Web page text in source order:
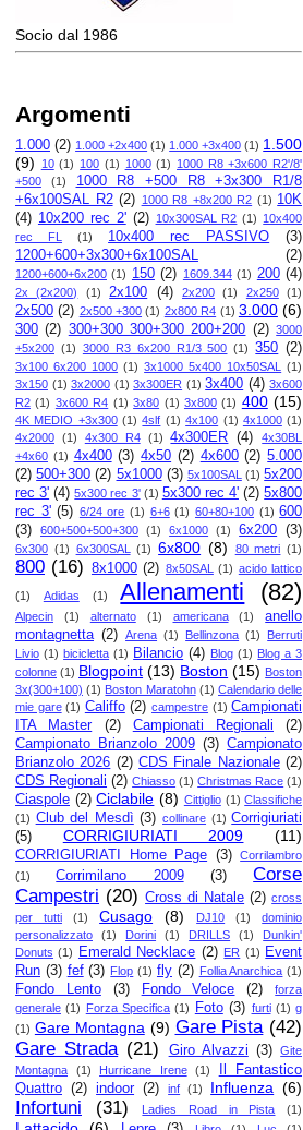
Socio dal 1986
Argomenti
1.000 (2) 1.000 +2x400 (1) 1.000 +3x400 (1) 1.500
(9)
10 (1) 100 (1) 1000 (1) 1000 R8 +3x600 R2'/8'
+500
(1)
1000 R8 +500 R8 +3x300 R1/8
+6x100SAL R2 (2) 1000 R8 +8x200 R2 (1) 10K
(4) 10x200 rec 2' (2) 10x300SAL R2 (1) 10x400
rec FL
(1) 10x400 rec PASSIVO
(3)
1200+600+3x300+6x100SAL
(2)
1200+600+6x200 (1) 150 (2) 1609.344 (1) 200 (4)
2x (2x200) (1) 2x100 (4) 2x200 (1) 2x250 (1)
2x500 (2) 2x500 +300 (1) 2x800 R4 (1) 3.000 (6)
300 (2) 300+300 300+300 200+200 (2) 3000
+5x200 (1) 3000 R3 6x200 R1/3 500 (1) 350 (2)
3x100 6x200 1000 (1) 3x1000 5x400 10x50SAL
(1)
3x150 (1) 3x2000 (1) 3x300ER (1) 3x400 (4) 3x600
R2 (1) 3x600 R4 (1) 3x80 (1) 3x800 (1) 400 (15)
4K MEDIO +3x300 (1) 4slf (1) 4x100 (1) 4x1000 (1)
4x2000 (1) 4x300 R4 (1) 4x300ER (4)
4x30BL
+4x60 (1) 4x400 (3) 4x50 (2) 4x600 (2) 5.000
(2) 500+300 (2) 5x1000 (3) 5x100SAL (1) 5x200
rec 3' (4) 5x300 rec 3' (1) 5x300 rec 4' (2) 5x800
rec 3' (5) 6/24 ore (1) 6+6 (1) 60+80+100 (1) 600
(3)
600+500+500+300 (1) 6x1000 (1) 6x200 (3)
6x300 (1) 6x300SAL (1) 6x800 (8) 80 metri (1)
800 (16) 8x1000 (2) 8x50SAL (1) acido lattico
(1) Adidas (1) Allenamenti (82)
Alpecin (1) alternato (1) americana (1)
anello
montagnetta (2) Arena (1) Bellinzona (1)
Berruti
Livio (1) bicicletta (1) Bilancio (4) Blog (1) Blog a 3
colonne (1) Blogpoint (13) Boston (15) Boston
3x(300+100) (1) Boston Maratohn (1) Calendario delle
mie gare (1) Califfo (2) campestre (1) Campionati
ITA Master
(2) Campionati Regionali
(2)
Campionato Brianzolo 2009 (3) Campionato
Brianzolo 2026 (2) CDS Finale Nazionale (2)
CDS Regionali (2) Chiasso (1) Christmas Race (1)
Ciaspole (2) Ciclabile (8) Cittiglio (1) Classifiche
(1) Club del Mesdì (3) collinare (1) Corrigiuriati
(5)
CORRIGIURIATI 2009 (11)
CORRIGIURIATI Home Page (3)
Corrilambro
(1)
Corrimilano 2009 (3)
Corse
Campestri (20) Cross di Natale (2) cross
per tutti
(1) Cusago (8) DJ10 (1)
dominio
personalizzato
(1) Dorini (1) DRILLS (1)
Dunkin'
Donuts (1) Emerald Necklace (2) ER (1) Event
Run (3) fef (3) Flop (1) fly (2) Follia Anarchica (1)
Fondo Lento (3) Fondo Veloce (2)
forza
generale (1) Forza Specifica (1) Foto (3) furti (1) g
(1) Gare Montagna (9) Gare Pista (42)
Gare Strada (21) Giro Alvazzi (3)
Gite
Montagna
(1) Hurricane Irene (1)
Il Fantastico
Quattro (2) indoor (2) inf (1) Influenza (6)
Infortuni (31) Ladies Road in Pista (1)